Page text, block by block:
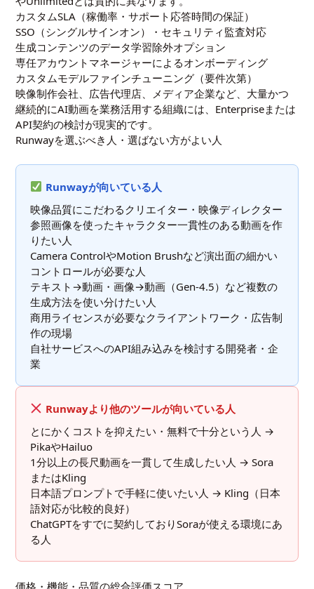
カスタムSLA（稼働率・サポート応答時間の保証）
SSO（シングルサインオン）・セキュリティ監査対応
生成コンテンツのデータ学習除外オプション
専任アカウントマネージャーによるオンボーディング
カスタムモデルファインチューニング（要件次第）
映像制作会社、広告代理店、メディア企業など、大量かつ
継続的にAI動画を業務活用する組織には、Enterpriseまたは
API契約の検討が現実的です。
Runwayを選ぶべき人・選ばない方がよい人
Runwayが向いている人
映像品質にこだわるクリエイター・映像ディレクター
参照画像を使ったキャラクター一貫性のある動画を作
りたい人
Camera ControlやMotion Brushなど演出面の細かい
コントロールが必要な人
テキスト→動画・画像→動画（Gen-4.5）など複数の
生成方法を使い分けたい人
商用ライセンスが必要なクライアントワーク・広告制
作の現場
自社サービスへのAPI組み込みを検討する開発者・企
業
Runwayより他のツールが向いている人
とにかくコストを抑えたい・無料で十分という人 →
PikaやHailuo
1分以上の長尺動画を一貫して生成したい人 → Sora
またはKling
日本語プロンプトで手軽に使いたい人 → Kling（日本
語対応が比較的良好）
ChatGPTをすでに契約しておりSoraが使える環境にあ
る人
価格・機能・品質の総合評価スコア